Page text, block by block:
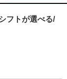
フトが選べる/